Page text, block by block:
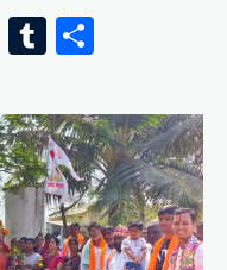
Pinterest
Tumblr